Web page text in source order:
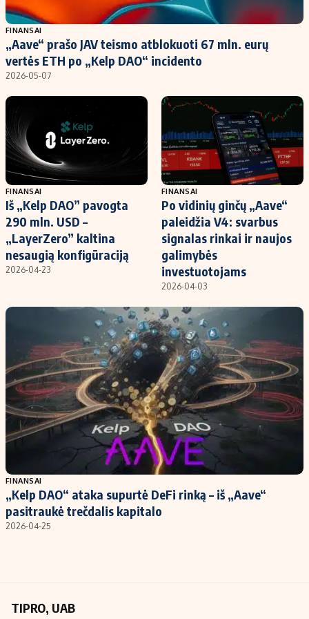
Populiarios temos
Investavimas
Akcijų rinka
Saulės elektrinės
Kriptovaliutos
Infliacija
Migracija
Titulinis
Nedarbo išmokos skaičiuoklė
Indėlių skaičiuoklė
Būsto finansai
Įdomios naujienos
Redakcija
Apie mus
Redakcijos politika
Privatumo politika
Regionų naujienos
Indėlių palūkanos
FINANSAI
„Aave“ prašo JAV teismo atblokuoti 67 mln. eurų
vertės ETH po „Kelp DAO“ incidento
2026-05-07
FINANSAI
Iš „Kelp DAO” pavogta
290 mln. USD –
„LayerZero” kaltina
nesaugią konfigūraciją
2026-04-23
FINANSAI
Po vidinių ginčų „Aave“
paleidžia V4: svarbus
signalas rinkai ir naujos
galimybės
investuotojams
2026-04-03
FINANSAI
„Kelp DAO“ ataka supurtė DeFi rinką – iš „Aave“
pasitraukė trečdalis kapitalo
2026-04-25
TIPRO, UAB